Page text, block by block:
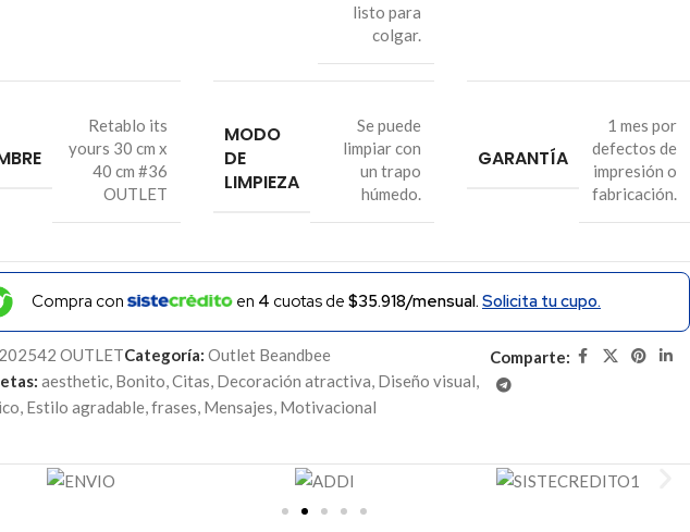
listo para
colgar.
Retablo its
yours 30 cm x
40 cm #36
OUTLET
MODO
DE
LIMPIEZA
Se puede
limpiar con
un trapo
húmedo.
GARANTÍA
1 mes por
defectos de
impresión o
fabricación.
Compra con en 4 cuotas de $35.918/mensual. Solicita tu cupo.
202542 OUTLETCategoría: Outlet Beandbee
aesthetic, Bonito,Citas, Decoración atractiva, Diseño visual,
, Estilo agradable,frases, Mensajes, Motivacional
Comparte: